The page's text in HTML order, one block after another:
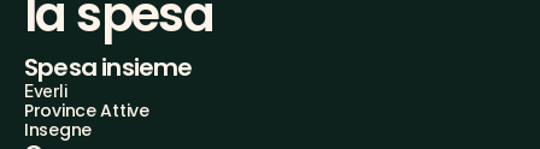
la spesa
Spesa insieme
Everli
Province Attive
Insegne